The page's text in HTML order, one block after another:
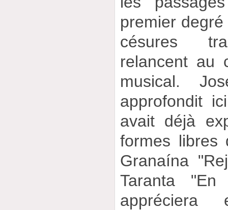
premier
césures
relancent au
musical.
approfondit
avait déjà
formes libres
Granaína
Taranta